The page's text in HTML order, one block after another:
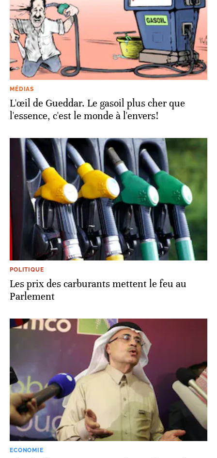
MÉDIAS
L'œil de Gueddar. Le gasoil plus cher que
l'essence, c'est le monde à l'envers!
POLITIQUE
Les prix des carburants mettent le feu au
Parlement
ECONOMIE